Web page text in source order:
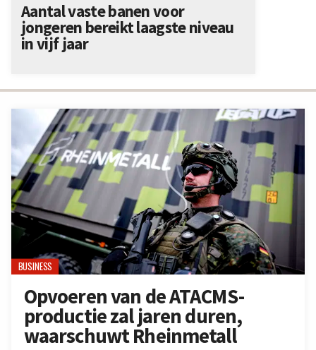
BUSINESS
Opvoeren van de ATACMS-
productie zal jaren duren,
waarschuwt Rheinmetall
Aantal vaste banen voor
jongeren bereikt laagste niveau
in vijf jaar